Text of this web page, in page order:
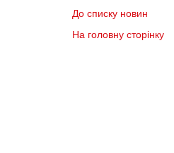
До списку новин
На головну сторінку